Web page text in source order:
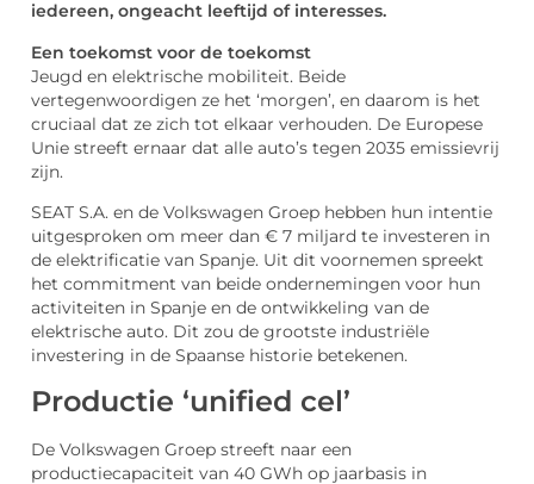
iedereen, ongeacht leeftijd of interesses.
Een toekomst voor de toekomst
Jeugd en elektrische mobiliteit. Beide
vertegenwoordigen ze het ‘morgen’, en daarom is het
cruciaal dat ze zich tot elkaar verhouden. De Europese
Unie streeft ernaar dat alle auto’s tegen 2035 emissievrij
zijn.
SEAT S.A. en de Volkswagen Groep hebben hun intentie
uitgesproken om meer dan € 7 miljard te investeren in
de elektrificatie van Spanje. Uit dit voornemen spreekt
het commitment van beide ondernemingen voor hun
activiteiten in Spanje en de ontwikkeling van de
elektrische auto. Dit zou de grootste industriële
investering in de Spaanse historie betekenen.
Productie ‘unified cel’
De Volkswagen Groep streeft naar een
productiecapaciteit van 40 GWh op jaarbasis in